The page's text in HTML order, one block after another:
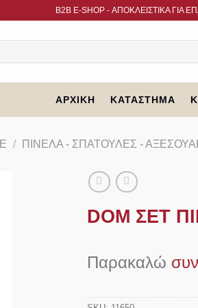
B2B Ε-SHOP - ΑΠΟΚΛΕΙΣΤΙΚΑ ΓΙΑ
ΑΡΧΙΚΉ ΚΑΤΆΣΤΗΜΑ
/ ΠΙΝΈΛΑ - ΣΠΆΤΟΥΛΕΣ -
DOM ΣΕΤ
Παρακαλώ